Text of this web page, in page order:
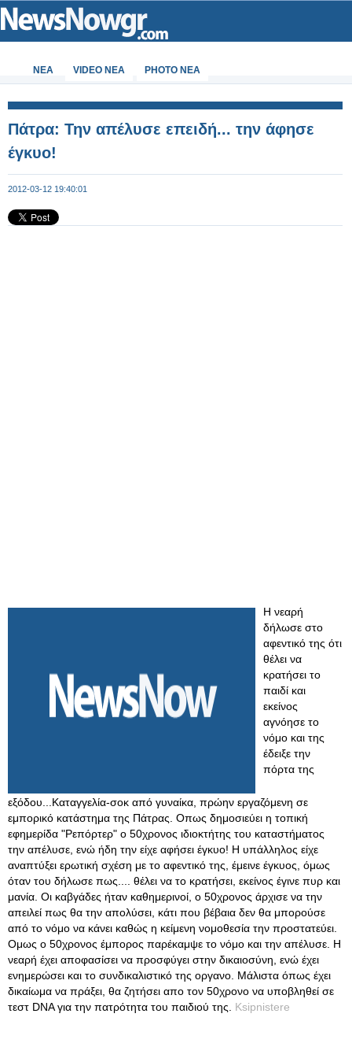
ΝΕΑ VIDEO NEA PHOTO NEA
Πάτρα: Την απέλυσε επειδή... την άφησε
έγκυο!
2012-03-12 19:40:01
Η νεαρή
δήλωσε στο
αφεντικό της ότι
θέλει να
κρατήσει το
παιδί και
εκείνος
αγνόησε το
νόμο και της
έδειξε την
πόρτα της
εξόδου...Kαταγγελία-σοκ από γυναίκα, πρώην εργαζόμενη σε
εμπορικό κατάστημα της Πάτρας. Οπως δημοσιεύει η τοπική
εφημερίδα "Ρεπόρτερ" ο 50χρονος ιδιοκτήτης του καταστήματος
την απέλυσε, ενώ ήδη την είχε αφήσει έγκυο! Η υπάλληλος είχε
αναπτύξει ερωτική σχέση με το αφεντικό της, έμεινε έγκυος, όμως
όταν του δήλωσε πως.... θέλει να το κρατήσει, εκείνος έγινε πυρ και
μανία. Οι καβγάδες ήταν καθημερινοί, ο 50χρονος άρχισε να την
απειλεί πως θα την απολύσει, κάτι που βέβαια δεν θα μπορούσε
από το νόμο να κάνει καθώς η κείμενη νομοθεσία την προστατεύει.
Ομως ο 50χρονος έμπορος παρέκαμψε το νόμο και την απέλυσε. Η
νεαρή έχει αποφασίσει να προσφύγει στην δικαιοσύνη, ενώ έχει
ενημερώσει και το συνδικαλιστικό της οργανο. Μάλιστα όπως έχει
δικαίωμα να πράξει, θα ζητήσει απο τον 50χρονο να υποβληθεί σε
τεστ DNA για την πατρότητα του παιδιού της. Ksipnistere